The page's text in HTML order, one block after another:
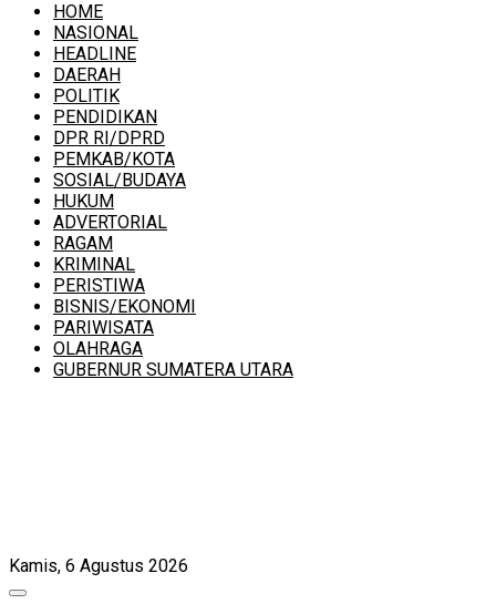
HOME
NASIONAL
HEADLINE
DAERAH
POLITIK
PENDIDIKAN
DPR RI/DPRD
PEMKAB/KOTA
SOSIAL/BUDAYA
HUKUM
ADVERTORIAL
RAGAM
KRIMINAL
PERISTIWA
BISNIS/EKONOMI
PARIWISATA
OLAHRAGA
GUBERNUR SUMATERA UTARA
Kamis, 6 Agustus 2026